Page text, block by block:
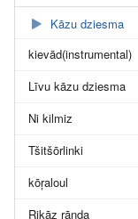
Kāzu dziesma
kievād(instrumental)
Līvu kāzu dziesma
Ni kilmiz
Tšitšōrlinki
kōŗaloul
Rikāz rānda